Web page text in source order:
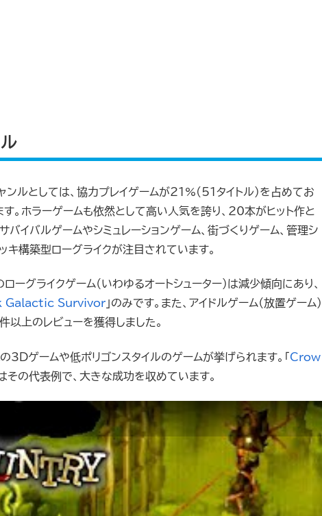
ルとしては、協力プレイゲームが21%(51タイトル)を占めてお
。ホラーゲームも依然として高い人気を誇り、20本がヒット作と
バイバルゲームやシミュレーションゲーム、街づくりゲーム、管理シ
キ構築型ローグライクが注目されています。
ライクゲーム（いわゆるオートシューター）は減少傾向にあり、
Galactic Survivor」のみです。また、アイドルゲーム（放置ゲーム）
上のレビューを獲得しました。
ゲームや低ポリゴンスタイルのゲームが挙げられます。「Crow
はその代表例で、大きな成功を収めています。